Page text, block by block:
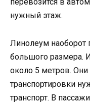
перевозится в
нужный этаж.
Линолеум наоборот
большого размера.
около 5 метров.
транспортировки
транспорт. В